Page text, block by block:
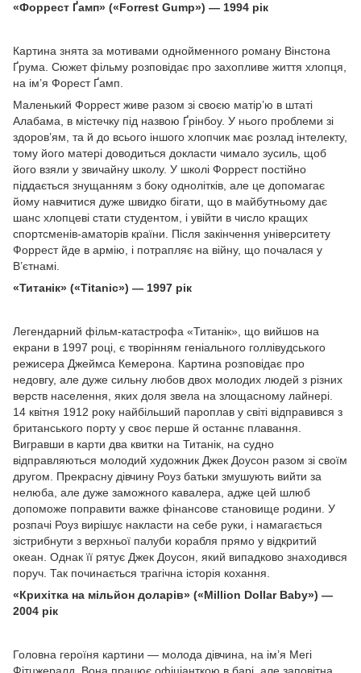
«Форрест Ґамп» («Forrest Gump») — 1994 рік
Картина знята за мотивами однойменного роману Вінстона
Ґрума. Сюжет фільму розповідає про захопливе життя хлопця,
на ім’я Форест Ґамп.
Маленький Форрест живе разом зі своєю матір’ю в штаті
Алабама, в містечку під назвою Ґрінбоу. У нього проблеми зі
здоров’ям, та й до всього іншого хлопчик має розлад інтелекту,
тому його матері доводиться докласти чимало зусиль, щоб
його взяли у звичайну школу. У школі Форрест постійно
піддається знущанням з боку однолітків, але це допомагає
йому навчитися дуже швидко бігати, що в майбутньому дає
шанс хлопцеві стати студентом, і увійти в число кращих
спортсменів-аматорів країни. Після закінчення університету
Форрест йде в армію, і потрапляє на війну, що почалася у
В’єтнамі.
«Титанік» («Titanic») — 1997 рік
Легендарний фільм-катастрофа «Титанік», що вийшов на
екрани в 1997 році, є творінням геніального голлівудського
режисера Джеймса Кемерона. Картина розповідає про
недовгу, але дуже сильну любов двох молодих людей з різних
верств населення, яких доля звела на злощасному лайнері.
14 квітня 1912 року найбільший пароплав у світі відправився з
британського порту у своє перше й останнє плавання.
Вигравши в карти два квитки на Титанік, на судно
відправляються молодий художник Джек Доусон разом зі своїм
другом. Прекрасну дівчину Роуз батьки змушують вийти за
нелюба, але дуже заможного кавалера, адже цей шлюб
допоможе поправити важке фінансове становище родини. У
розпачі Роуз вирішує накласти на себе руки, і намагається
зістрибнути з верхньої палуби корабля прямо у відкритий
океан. Однак її рятує Джек Доусон, який випадково знаходився
поруч. Так починається трагічна історія кохання.
«Крихітка на мільйон доларів» («Million Dollar Baby») —
2004 рік
Головна героїня картини — молода дівчина, на ім’я Мегі